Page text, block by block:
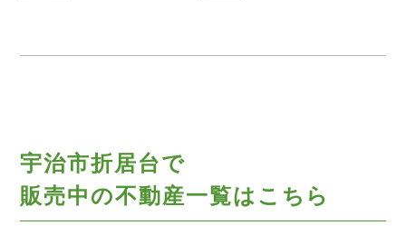
宇治市折居台で
販売中の不動産一覧はこちら